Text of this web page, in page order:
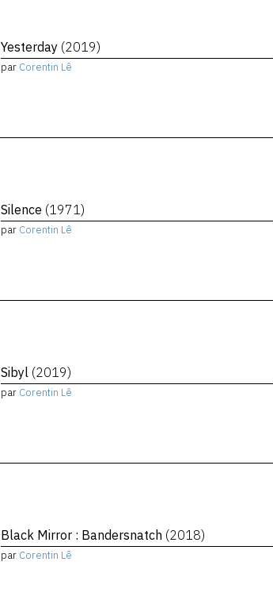
Yesterday (2019)
par Corentin Lê
Silence (1971)
par Corentin Lê
Sibyl (2019)
par Corentin Lê
Black Mirror : Bandersnatch (2018)
par Corentin Lê